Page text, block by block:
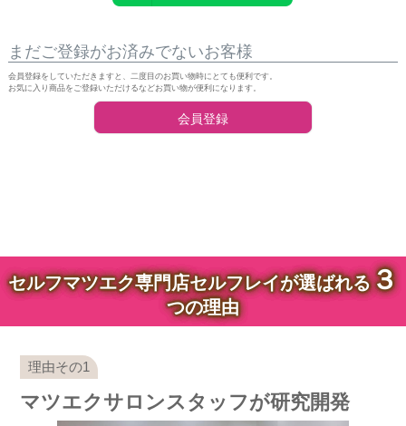
まだご登録がお済みでないお客様
会員登録をしていただきますと、二度目のお買い物時にとても便利です。
お気に入り商品をご登録いただけるなどお買い物が便利になります。
会員登録
セルフマツエク専門店セルフレイが選ばれる３
つの理由
マツエクサロンスタッフが研究開発